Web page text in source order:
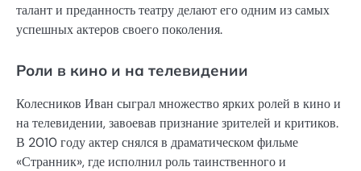
талант и преданность театру делают его одним из самых
успешных актеров своего поколения.
Роли в кино и на телевидении
Колесников Иван сыграл множество ярких ролей в кино и
на телевидении, завоевав признание зрителей и критиков.
В 2010 году актер снялся в драматическом фильме
«Странник», где исполнил роль таинственного и